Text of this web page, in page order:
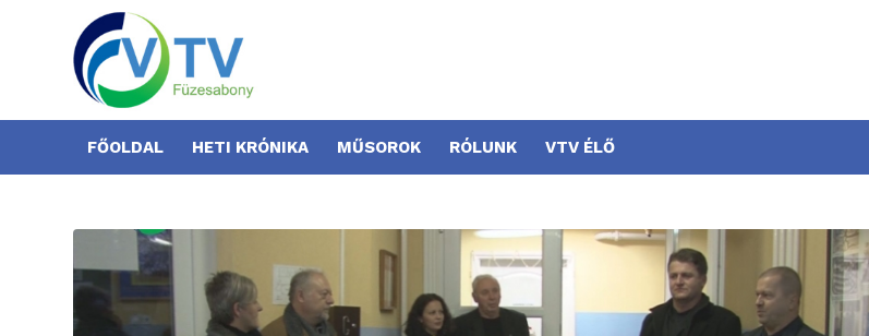
FŐOLDAL HETI KRÓNIKA MŰSOROK RÓLUNK VTV ÉLŐ